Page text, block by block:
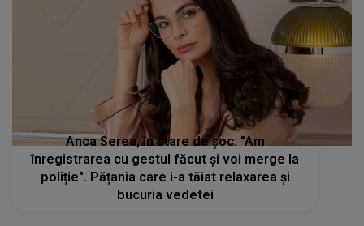
Anca Serea, în stare de șoc: "Am
înregistrarea cu gestul făcut și voi merge la
poliție". Pățania care i-a tăiat relaxarea și
bucuria vedetei